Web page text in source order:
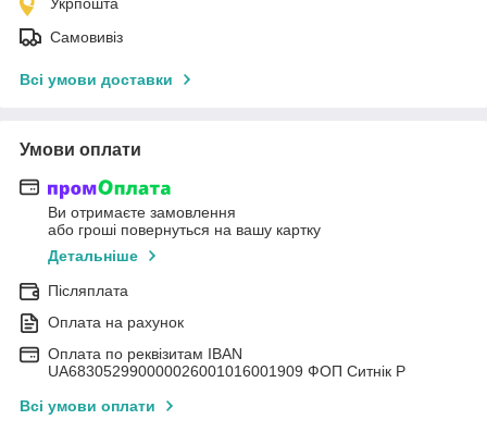
Самовивіз
Всі умови доставки
Умови оплати
Ви отримаєте замовлення
або гроші повернуться на вашу картку
Детальніше
Післяплата
Оплата на рахунок
Оплата по реквізитам IBAN
UА683052990000026001016001909 ФОП Ситнік Р
Всі умови оплати